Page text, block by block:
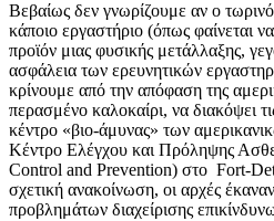
Βεβαίως δεν γνωρίζουμε αν ο
κάποιο εργαστήριο (όπως φαίνεται
προϊόν μιας φυσικής μετάλλαξης,
ασφάλεια των ερευνητικών
κρίνουμε από την απόφαση της
περασμένο καλοκαίρι, να διακόψει
κέντρο «βιο-άμυνας» των
Κέντρο Ελέγχου και Πρόληψης
Control and Prevention) στο Fort-
σχετική ανακοίνωση, οι αρχές
προβλημάτων διαχείρισης